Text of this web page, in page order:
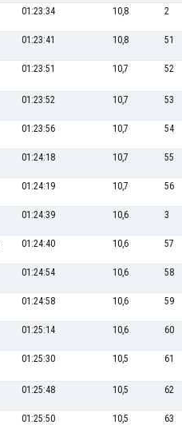
01:23:34 10,8 2
01:23:41 10,8 51
01:23:51 10,7 52
01:23:52 10,7 53
01:23:56 10,7 54
01:24:18 10,7 55
01:24:19 10,7 56
01:24:39 10,6 3
01:24:40 10,6 57
01:24:54 10,6 58
01:24:58 10,6 59
01:25:14 10,6 60
01:25:30 10,5 61
01:25:48 10,5 62
01:25:50 10,5 63